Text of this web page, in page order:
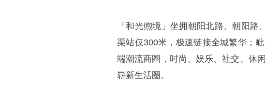
「和光煦境」坐拥朝阳北路、朝阳
渠站仅300米，极速链接全城繁华；
端潮流商圈，时尚、娱乐、社交、
崭新生活圈。